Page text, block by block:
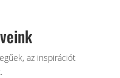
az inspirációt